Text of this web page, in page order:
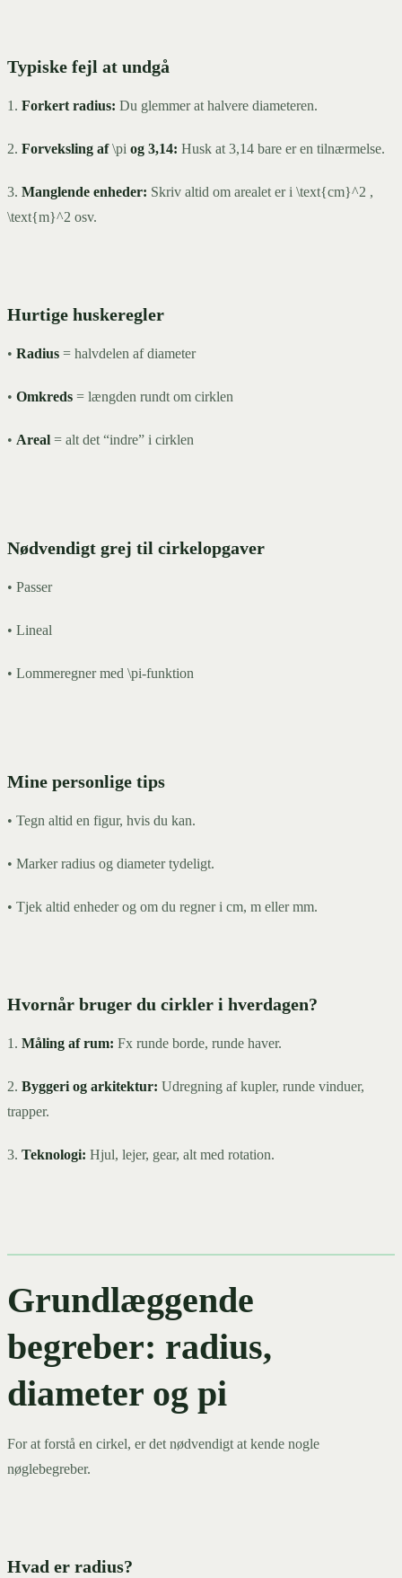
Typiske fejl at undgå
1. Forkert radius: Du glemmer at halvere diameteren.
2. Forveksling af\pi og 3,14: Husk at 3,14 bare er en tilnærmelse.
3. Manglende enheder: Skriv altid om arealet er i \text{cm}^2 ,
\text{m}^2 osv.
Hurtige huskeregler
• Radius = halvdelen af diameter
• Omkreds = længden rundt om cirklen
• Areal = alt det “indre” i cirklen
Nødvendigt grej til cirkelopgaver
• Passer
• Lineal
• Lommeregner med \pi-funktion
Mine personlige tips
• Tegn altid en figur, hvis du kan.
• Marker radius og diameter tydeligt.
• Tjek altid enheder og om du regner i cm, m eller mm.
Hvornår bruger du cirkler i hverdagen?
1. Måling af rum: Fx runde borde, runde haver.
2. Byggeri og arkitektur: Udregning af kupler, runde vinduer,
trapper.
3. Teknologi: Hjul, lejer, gear, alt med rotation.
Grundlæggende
begreber: radius,
diameter og pi
For at forstå en cirkel, er det nødvendigt at kende nogle
nøglebegreber.
Hvad er radius?